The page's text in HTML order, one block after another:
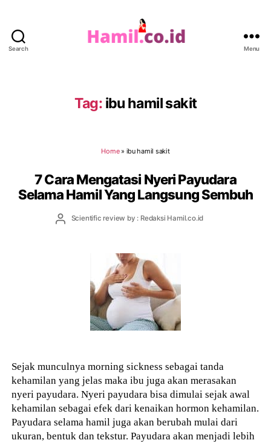
Search Menu
Tag: ibu hamil sakit
Home» ibu hamil sakit
7 Cara Mengatasi Nyeri Payudara
Selama Hamil Yang Langsung Sembuh
PostScientific review by : Redaksi Hamil.co.id
Sejak munculnya morning sickness sebagai tanda
kehamilan yang jelas maka ibu juga akan merasakan
nyeri payudara. Nyeri payudara bisa dimulai sejak awal
kehamilan sebagai efek dari kenaikan hormon kehamilan.
Payudara selama hamil juga akan berubah mulai dari
ukuran, bentuk dan tekstur. Payudara akan menjadi lebih